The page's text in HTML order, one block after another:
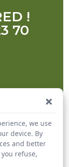
!
70
we use
device. By
and better
refuse,